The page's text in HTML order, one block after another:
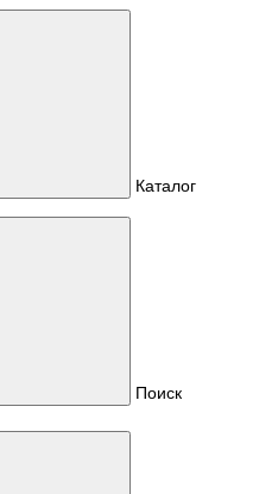
Каталог
Поиск